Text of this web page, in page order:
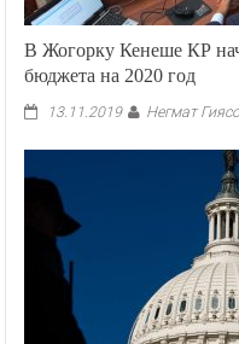
В Жогорку Кенеше КР
бюджета на 2020 год
13.11.2019 Негмат